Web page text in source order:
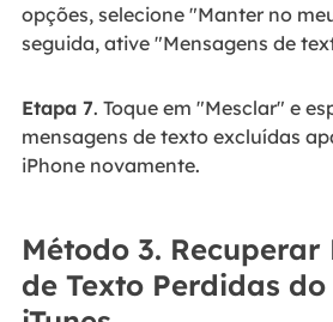
opções, selecione "Manter no
seguida, ative "Mensagens de
Etapa 7. Toque em "Mesclar" e
mensagens de texto excluídas
iPhone novamente.
Método 3. Recuperar
de Texto Perdidas